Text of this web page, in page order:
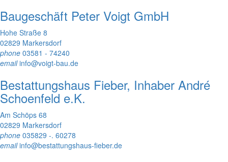
Baugeschäft Peter Voigt GmbH
Hohe Straße 8
02829 Markersdorf
phone 03581 - 74240
emailinfo@voigt-bau.de
Bestattungshaus Fieber, Inhaber André
Schoenfeld e.K.
Am Schöps 68
02829 Markersdorf
phone 035829 -. 60278
emailinfo@bestattungshaus-fieber.de